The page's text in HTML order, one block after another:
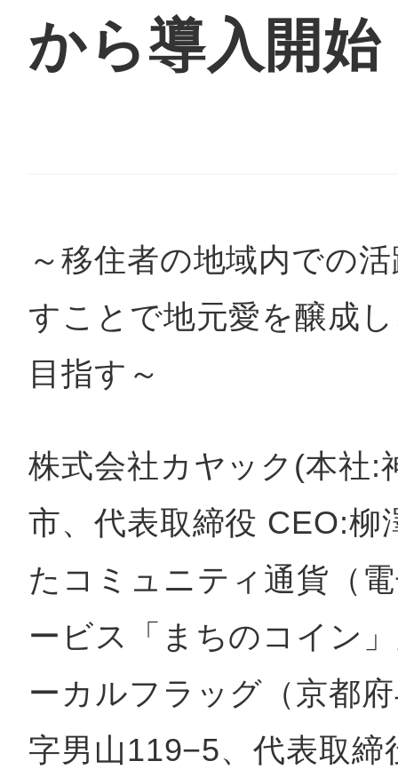
から導入開始
～移住者の地域内での
すことで地元愛を醸成
目指す～
株式会社カヤック(本社:
市、代表取締役 CEO:柳
たコミュニティ通貨（
ービス「まちのコイン
ーカルフラッグ（京都
字男山119−5、代表取締
鴻巣
生駒
日置
高知市
シモキ